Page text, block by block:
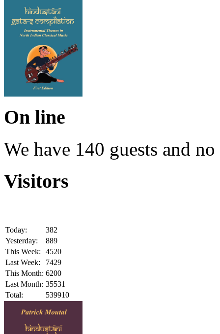
On line
We have 140 guests and
Visitors
Today:
382
Yesterday:
889
This Week:
4520
Last Week:
7429
This Month: 6200
Last Month: 35531
Total:
539910